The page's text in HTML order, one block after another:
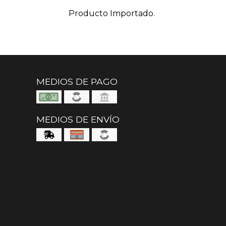
Producto Importado.
MEDIOS DE PAGO
MEDIOS DE ENVÍO